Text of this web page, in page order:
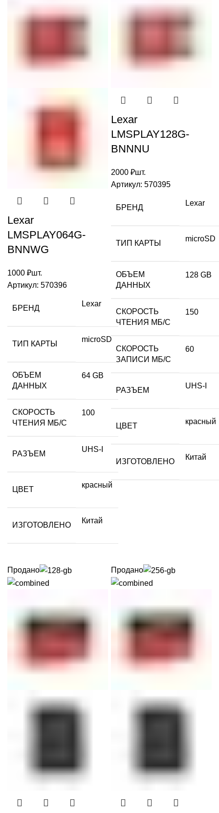
Lexar
LMSPLAY064G-
BNNWG
1000 ₽шт.
Артикул: 570396
БРЕНД
Lexar
ТИП КАРТЫ
microSD
ОБЪЕМ
ДАННЫХ
64 GB
СКОРОСТЬ
ЧТЕНИЯ МБ/С
100
РАЗЪЕМ
UHS-I
ЦВЕТ
красный
ИЗГОТОВЛЕНО
Китай
Lexar
LMSPLAY128G-
BNNNU
2000 ₽шт.
Артикул: 570395
БРЕНД
Lexar
ТИП КАРТЫ
microSD
ОБЪЕМ
ДАННЫХ
128 GB
СКОРОСТЬ
ЧТЕНИЯ МБ/С
150
СКОРОСТЬ
ЗАПИСИ МБ/С
60
РАЗЪЕМ
UHS-I
ЦВЕТ
красный
ИЗГОТОВЛЕНО
Китай
Продано Продано